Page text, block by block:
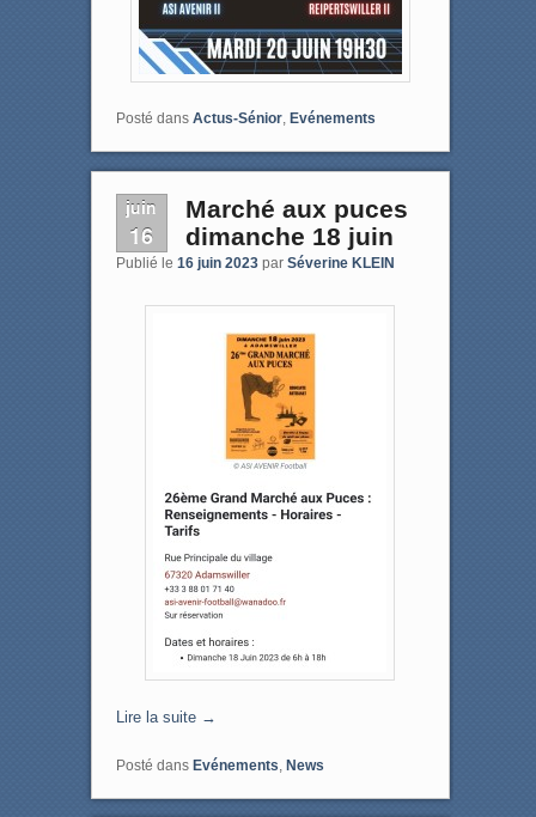
Posté dans Actus-Sénior, Evénements
juin
16
Marché aux puces
dimanche 18 juin
Publié le 16 juin 2023 par Séverine KLEIN
Lire la suite →
Posté dans Evénements, News